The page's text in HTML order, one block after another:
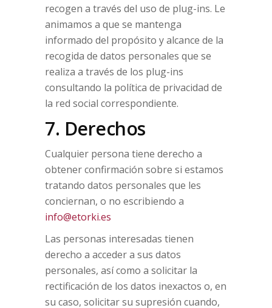
recogen a través del uso de plug-ins. Le
animamos a que se mantenga
informado del propósito y alcance de la
recogida de datos personales que se
realiza a través de los plug-ins
consultando la política de privacidad de
la red social correspondiente.
7. Derechos
Cualquier persona tiene derecho a
obtener confirmación sobre si estamos
tratando datos personales que les
conciernan, o no escribiendo a
info@etorki.es
Las personas interesadas tienen
derecho a acceder a sus datos
personales, así como a solicitar la
rectificación de los datos inexactos o, en
su caso, solicitar su supresión cuando,